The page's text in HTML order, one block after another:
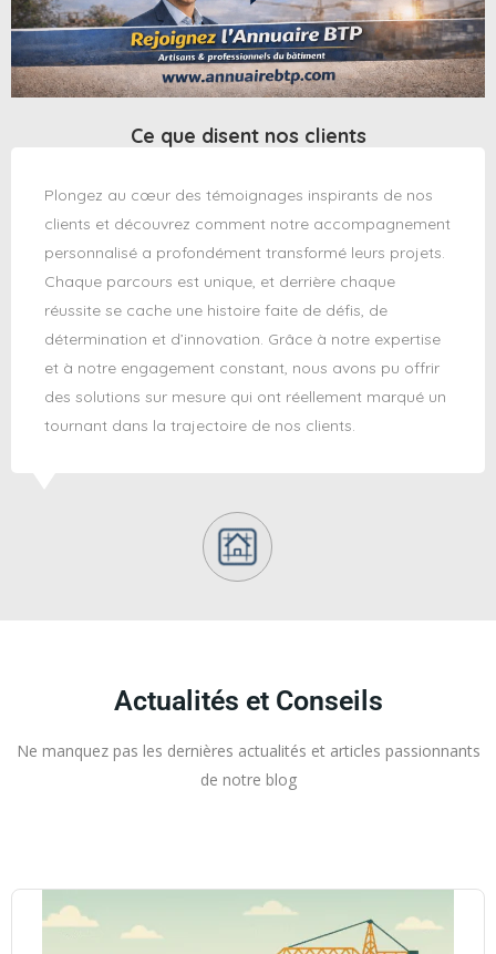
Ce que disent nos clients
Plongez au cœur des témoignages inspirants de nos
clients et découvrez comment notre accompagnement
personnalisé a profondément transformé leurs projets.
Chaque parcours est unique, et derrière chaque
réussite se cache une histoire faite de défis, de
détermination et d’innovation. Grâce à notre expertise
et à notre engagement constant, nous avons pu offrir
des solutions sur mesure qui ont réellement marqué un
tournant dans la trajectoire de nos clients.
Actualités et Conseils
Ne manquez pas les dernières actualités et articles passionnants
de notre blog